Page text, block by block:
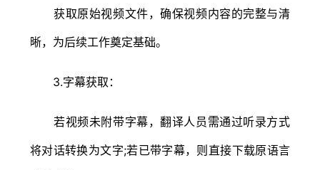
获取原始视频文件，确保视频内容的完整与清
晰，为后续工作奠定基础。
3.字幕获取：
若视频未附带字幕，翻译人员需通过听录方式
将对话转换为文字;若已带字幕，则直接下载原语言